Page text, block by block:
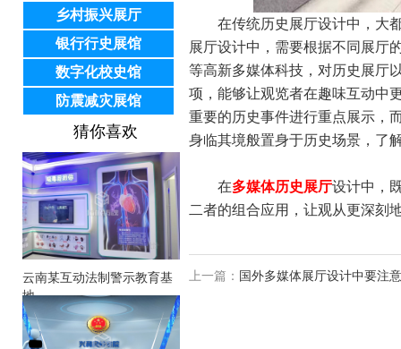
乡村振兴展厅
银行行史展馆
数字化校史馆
防震减灾展馆
猜你喜欢
云南某互动法制警示教育基
地
在传统历史展厅设计中，大
展厅设计中，需要根据不同展厅
等高新多媒体科技，对历史展厅
项，能够让观览者在趣味互动中
重要的历史事件进行重点展示，
身临其境般置身于历史场景，了
在多媒体历史展厅设计中，
二者的组合应用，让观从更深刻
上一篇： 国外多媒体展厅设计中要注